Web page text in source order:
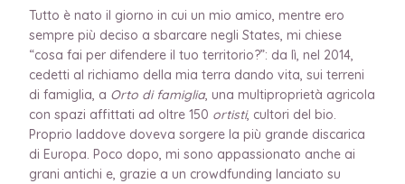
Tutto è nato il giorno in cui un mio amico, mentre ero
sempre più deciso a sbarcare negli States, mi chiese
“cosa fai per difendere il tuo territorio?”: da lì, nel 2014,
cedetti al richiamo della mia terra dando vita, sui terreni
di famiglia, a Orto di famiglia, una multiproprietà agricola
con spazi affittati ad oltre 150 ortisti, cultori del bio.
Proprio laddove doveva sorgere la più grande discarica
di Europa. Poco dopo, mi sono appassionato anche ai
grani antichi e, grazie a un crowdfunding lanciato su